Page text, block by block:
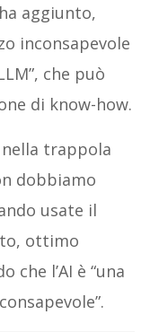
aggiunto,
inconsapevole
che può
di know-how.
trappola
dobbiamo
usate il
ottimo
che l’AI è “una